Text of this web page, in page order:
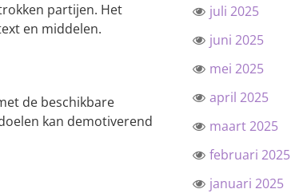
partijen. Het
en middelen.
de beschikbare
kan demotiverend
juli 2025
juni 2025
mei 2025
april 2025
maart 2025
februari 2025
januari 2025